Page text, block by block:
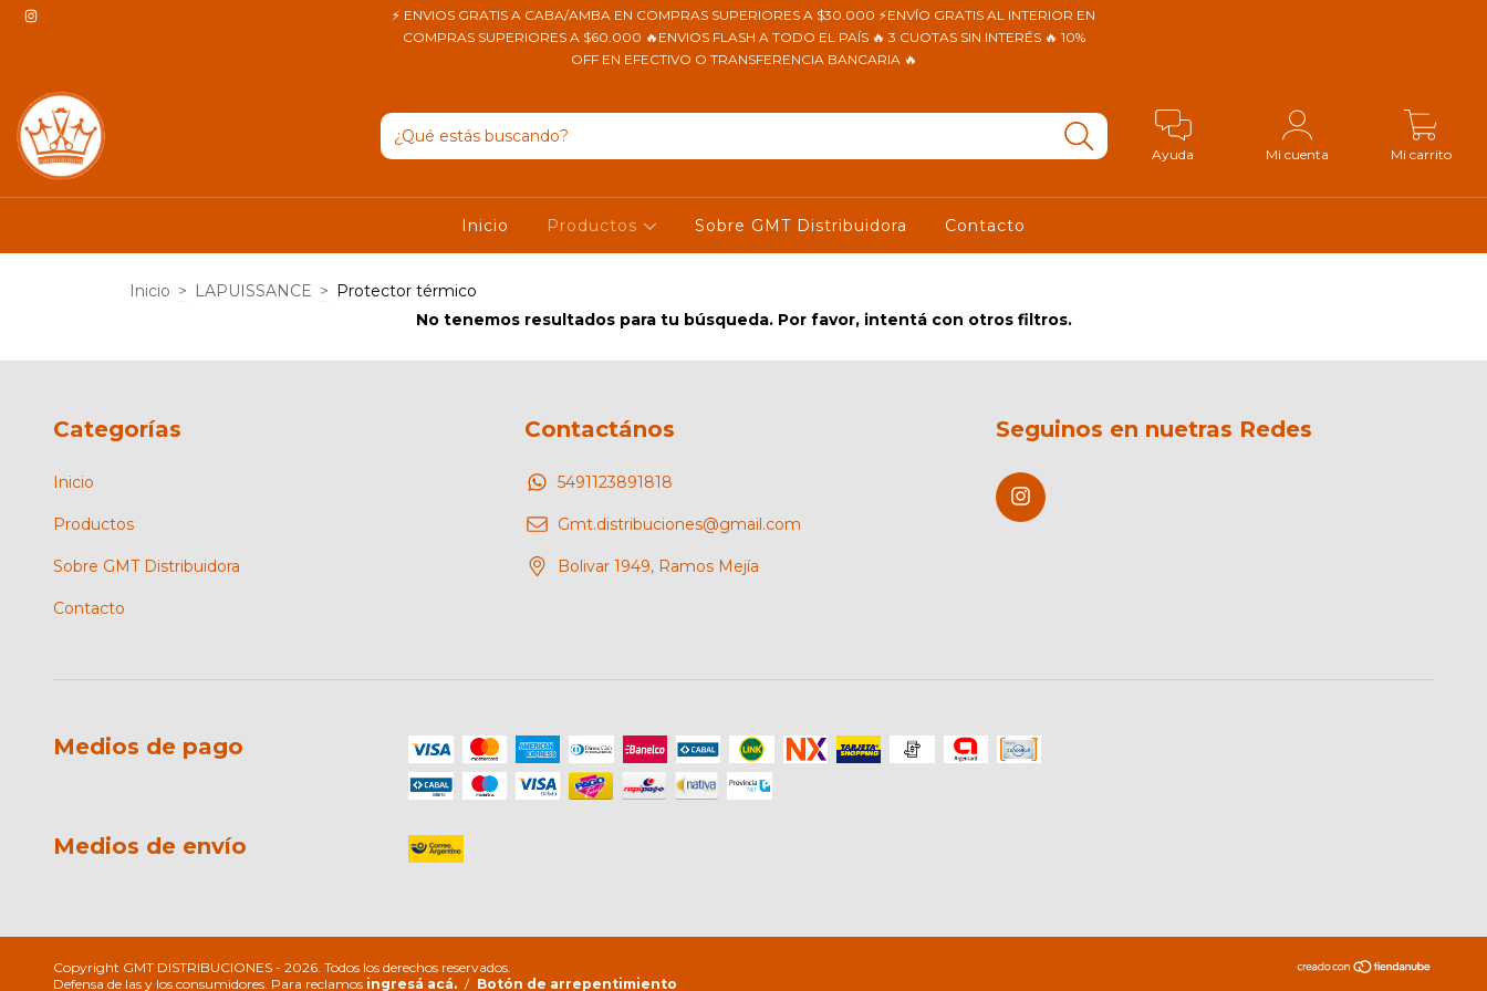
⚡ ENVIOS GRATIS A CABA/AMBA EN COMPRAS SUPERIORES A $30.000 ⚡ENVÍO GRATIS AL INTERIOR EN
COMPRAS SUPERIORES A $60.000 🔥ENVIOS FLASH A TODO EL PAÍS 🔥 3 CUOTAS SIN INTERÉS 🔥 10%
OFF EN EFECTIVO O TRANSFERENCIA BANCARIA 🔥
Ayuda Mi cuenta Mi carrito
Inicio Productos Sobre GMT Distribuidora Contacto
Inicio > LAPUISSANCE > Protector térmico
No tenemos resultados para tu búsqueda. Por favor, intentá con otros filtros.
Categorías
Inicio
Productos
Sobre GMT Distribuidora
Contacto
Contactános
5491123891818
Gmt.distribuciones@gmail.com
Bolivar 1949, Ramos Mejía
Seguinos en nuetras Redes
Medios de pago
Medios de envío
Copyright GMT DISTRIBUCIONES - 2026. Todos los derechos reservados.
Defensa de las y los consumidores. Para reclamos ingresá acá. / Botón de arrepentimiento